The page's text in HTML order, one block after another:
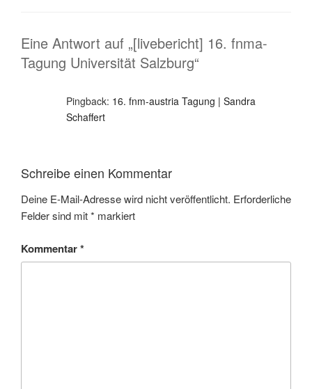
Eine Antwort auf „[livebericht] 16. fnma-
Tagung Universität Salzburg“
Pingback: 16. fnm-austria Tagung | Sandra
Schaffert
Schreibe einen Kommentar
Deine E-Mail-Adresse wird nicht veröffentlicht. Erforderliche
Felder sind mit* markiert
Kommentar*